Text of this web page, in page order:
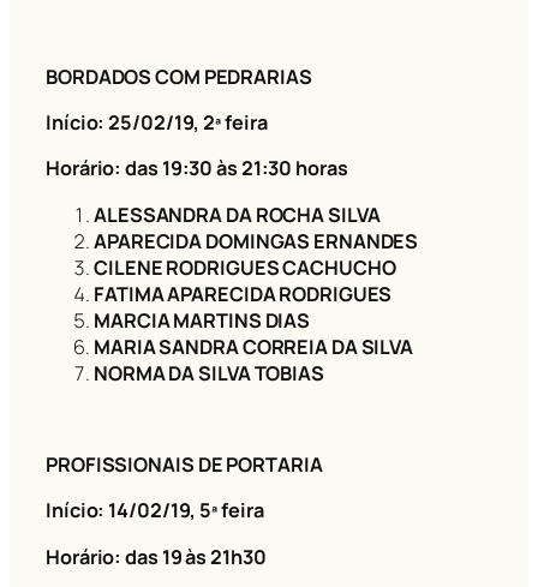
BORDADOS COM PEDRARIAS
Início: 25/02/19, 2ª feira
Horário: das 19:30 às 21:30 horas
ALESSANDRA DA ROCHA SILVA
APARECIDA DOMINGAS ERNANDES
CILENE RODRIGUES CACHUCHO
FATIMA APARECIDA RODRIGUES
MARCIA MARTINS DIAS
MARIA SANDRA CORREIA DA SILVA
NORMA DA SILVA TOBIAS
PROFISSIONAIS DE PORTARIA
Início: 14/02/19, 5ª feira
Horário: das 19 às 21h30